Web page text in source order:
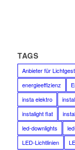
TAGS
Anbieter für
energieeffizienz
insta elektro
instalight flat
led-downlights
LED-Lichtlinien